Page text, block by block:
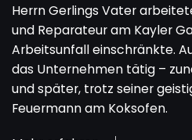
Herrn Gerlings Vater
und Reparateur am Kayler
Arbeitsunfall einschränkte.
das Unternehmen tätig –
und später, trotz seiner
Feuermann am Koksofen.